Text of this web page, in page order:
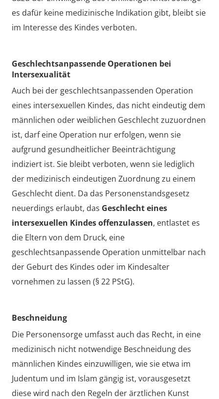
es dafür keine medizinische Indikation gibt, bleibt sie
im Interesse des Kindes verboten.
Geschlechtsanpassende Operationen bei
Intersexualität
Auch bei der geschlechtsanpassenden Operation
eines intersexuellen Kindes, das nicht eindeutig dem
männlichen oder weiblichen Geschlecht zuzuordnen
ist, darf eine Operation nur erfolgen, wenn sie
aufgrund gesundheitlicher Beeinträchtigung
indiziert ist. Sie bleibt verboten, wenn sie lediglich
der medizinisch eindeutigen Zuordnung zu einem
Geschlecht dient. Da das Personenstandsgesetz
neuerdings erlaubt, das Geschlecht eines
intersexuellen Kindes offenzulassen, entlastet es
die Eltern von dem Druck, eine
geschlechtsanpassende Operation unmittelbar nach
der Geburt des Kindes oder im Kindesalter
vornehmen zu lassen (§ 22 PStG).
Beschneidung
Die Personensorge umfasst auch das Recht, in eine
medizinisch nicht notwendige Beschneidung des
männlichen Kindes einzuwilligen, wie sie etwa im
Judentum und im Islam gängig ist, vorausgesetzt
diese wird nach den Regeln der ärztlichen Kunst